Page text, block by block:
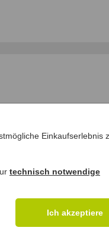
PRODUKT
Einkaufserlebnis
technisch notwendige
Ich akzeptiere